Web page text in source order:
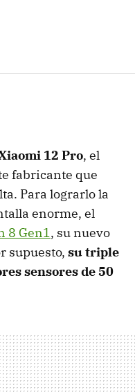
12 Pro, el
fabricante que
Para lograrlo la
enorme, el
8 Gen1, su nuevo
supuesto, su triple
sensores de 50